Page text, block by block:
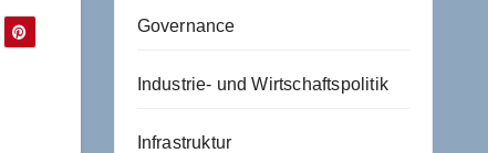
Governance
Industrie- und Wirtschaftspolitik
Infrastruktur